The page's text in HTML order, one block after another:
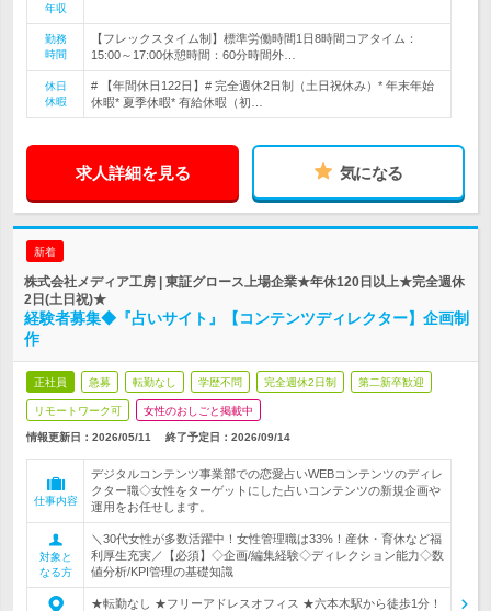
年収
勤務
時間
【フレックスタイム制】標準労働時間1日8時間コアタイム：
15:00～17:00休憩時間：60分時間外…
休日
休暇
# 【年間休日122日】# 完全週休2日制（土日祝休み）* 年末年始
休暇* 夏季休暇* 有給休暇（初…
求人詳細を見る 気になる
新着
株式会社メディア工房 | 東証グロース上場企業★年休120日以上★完全週休
2日(土日祝)★
経験者募集◆『占いサイト』【コンテンツディレクター】企画制
作
正社員 急募 転勤なし 学歴不問 完全週休2日制 第二新卒歓迎
リモートワーク可 女性のおしごと掲載中
情報更新日：2026/05/11 終了予定日： 2026/09/14
仕事内容
デジタルコンテンツ事業部での恋愛占いWEBコンテンツのディレ
クター職◇女性をターゲットにした占いコンテンツの新規企画や
運用をお任せします。
対象と
なる方
＼30代女性が多数活躍中！女性管理職は33%！産休・育休など福
利厚生充実／【必須】◇企画/編集経験◇ディレクション能力◇数
値分析/KPI管理の基礎知識
★転勤なし ★フリーアドレスオフィス ★六本木駅から徒歩1分！